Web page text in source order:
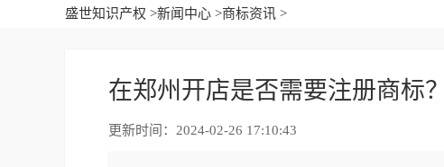
盛世知识产权 >新闻中心 >商标资讯 >
在郑州开店是否需要注册商标
更新时间：2024-02-26 17:10:43